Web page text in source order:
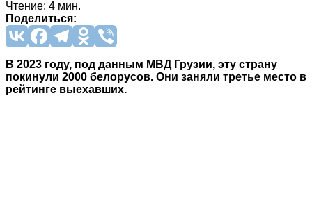
Чтение: 4 мин.
Поделиться:
В 2023 году, под данным МВД Грузии, эту страну
покинули 2000 белорусов. Они заняли третье место в
рейтинге выехавших.